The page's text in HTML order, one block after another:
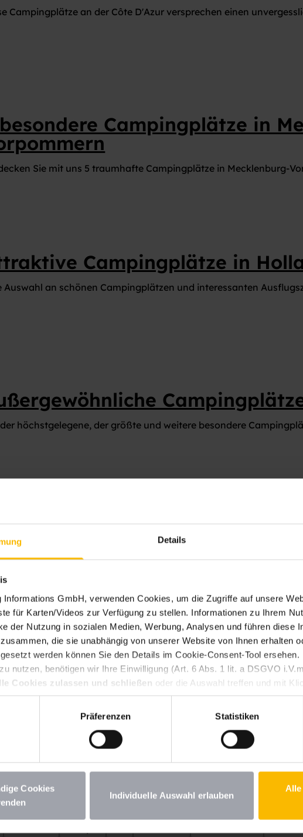
Details
Informations GmbH, verwenden Cookies, um die Zugriffe auf unsere
für Karten/Videos zur Verfügung zu stellen. Informationen zu Ihrem
der Nutzung in sozialen Medien, Werbung, Analysen und führen diese
die sie unabhängig von unserer Website von Ihnen erhalten
werden können Sie den Details im Cookie-Consent-Tool ersehen.
nutzen, benötigen wir Ihre Einwilligung (Art. 6 Abs. 1 lit. a DSGVO
Cookies zulassen und schließen oder die Auswahl treffen und mit
können Ihre erteilte Einwilligung jederzeit für die Zukunft widerrufen.
Dienst. Wenn Sie unter 16 Jahre alt sind und Ihre Zustimmung zu
Ihre Erziehungsberechtigten um Erlaubnis bitten. Weitere
Präferenzen Statistiken
Cookies
Individuelle Auswahl erlauben
MAGAZIN CARAVANING WELT
Campingplätze an der Côte D'Azur versprechen einen
Campingplätze in
Sie mit uns 5 traumhafte Campingplätze in Mecklenburg-
Campingplätze in
Auswahl an schönen Campingplätzen und interessanten
höchstgelegene, der größte und weitere besondere
Caravaning-Tipps aus
verrät auf seiner Schwedenreise jede Menge hilfreiche Tipps
Weitere Themen
Austausch Bauernhof
Caravaning-Fahrzeuge Deutschland Erholung Europa
Frankreich Insel
Lesestoff